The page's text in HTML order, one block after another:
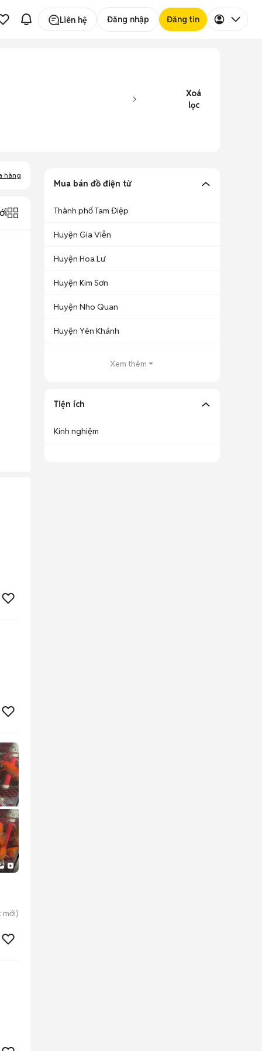
Liên hệ Đăng nhập Đăng tin
Xoá
lọc
hàng
mới)
Mua bán đồ điện tử
Thành phố Tam Điệp
Huyện Gia Viễn
Huyện Hoa Lư
Huyện Kim Sơn
Huyện Nho Quan
Huyện Yên Khánh
Xem thêm
Tiện ích
Kinh nghiệm